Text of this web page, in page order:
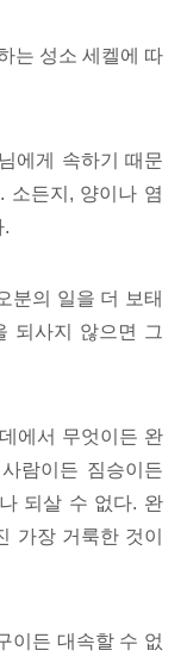
는 성소 세켈에 따
에게 속하기 때문
소든지, 양이나 염
.
분의 일을 더 보태
되사지 않으면 그
에서 무엇이든 완
람이든 짐승이든
되살 수 없다. 완
가장 거룩한 것이
이든 대속할 수 없